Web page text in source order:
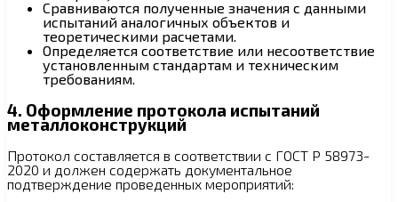
Сравниваются полученные значения с данными
испытаний аналогичных объектов и
теоретическими расчетами.
Определяется соответствие или несоответствие
установленным стандартам и техническим
требованиям.
4. Оформление протокола испытаний
металлоконструкций
Протокол составляется в соответствии с ГОСТ Р 58973-
2020 и должен содержать документальное
подтверждение проведенных мероприятий: